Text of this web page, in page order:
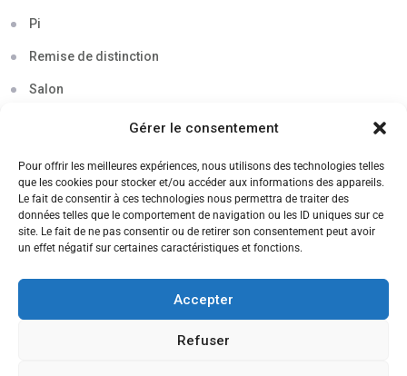
Gérer le consentement
Pour offrir les meilleures expériences, nous utilisons des technologies telles
que les cookies pour stocker et/ou accéder aux informations des appareils.
Le fait de consentir à ces technologies nous permettra de traiter des
données telles que le comportement de navigation ou les ID uniques sur ce
site. Le fait de ne pas consentir ou de retirer son consentement peut avoir
un effet négatif sur certaines caractéristiques et fonctions.
Accepter
Refuser
Pi
Remise de distinction
Salon
Soirée
Sortie découverte
Tau
Voyage